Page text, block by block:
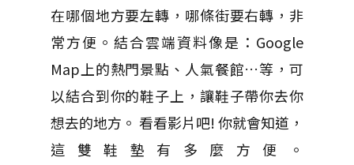
在哪個地方要左轉，哪條街要右轉，非
常方便。結合雲端資料像是：Google
Map上的熱門景點、人氣餐館…等，可
以結合到你的鞋子上，讓鞋子帶你去你
想去的地方。 看看影片吧! 你就會知道，
這雙鞋墊有多麼方便。